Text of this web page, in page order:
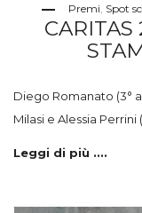
Premi Spot
CARITAS
Diego Romanato (3°
Milasi e Alessia
Leggi di più ....